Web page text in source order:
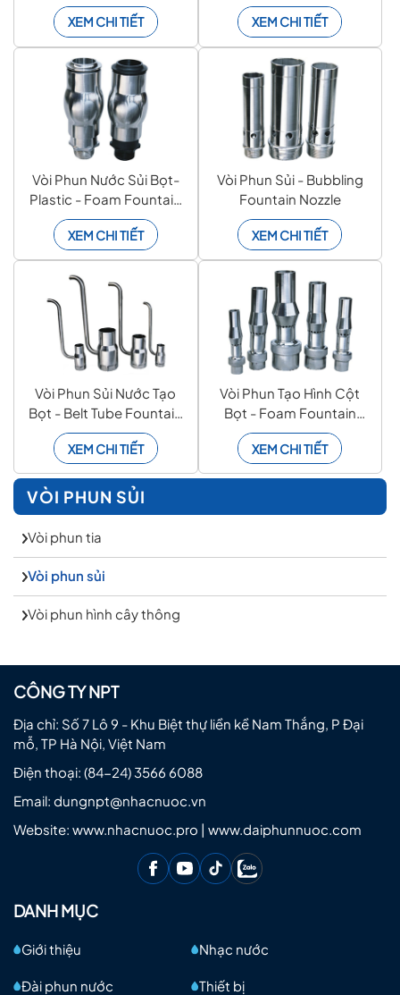
VÒI PHUN SỦI
Vòi phun tia
Vòi phun sủi
Vòi phun hình cây thông
XEM CHI TIẾT
Fountain Nozzle
XEM CHI TIẾT
Vòi Phun Nước Sủi Bọt-
Plastic - Foam Fountain
Nozzle
XEM CHI TIẾT
Vòi Phun Sủi - Bubbling
Fountain Nozzle
XEM CHI TIẾT
Vòi Phun Sủi Nước Tạo
Bọt - Belt Tube Fountain
Nozzles
XEM CHI TIẾT
Vòi Phun Tạo Hình Cột
Bọt - Foam Fountain
Nozzle
XEM CHI TIẾT
CÔNG TY NPT
Địa chỉ: Số 7 Lô 9 - Khu Biệt thự liền kề Nam Thắng, P Đại
mỗ, TP Hà Nội, Việt Nam
Điện thoại: (84-24) 3566 6088
Email: dungnpt@nhacnuoc.vn
Website: www.nhacnuoc.pro | www.daiphunnuoc.com
DANH MỤC
Giới thiệu Nhạc nước
Đài phun nước Thiết bị